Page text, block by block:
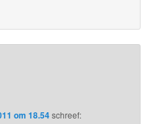
om 18.54schreef: